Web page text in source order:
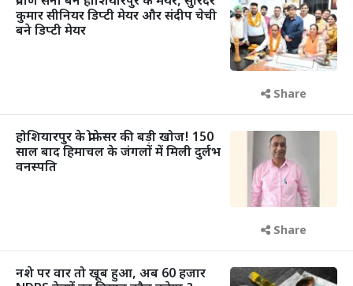
कुमार सीनियर डिप्टी मेयर और संदीप चेची
बने डिप्टी मेयर
Share
होशियारपुर के प्रोफेसर की बड़ी खोज! 150
साल बाद हिमाचल के जंगलों में मिली दुर्लभ
वनस्पति
Share
नशे पर वार तो खूब हुआ, अब 60 हजार